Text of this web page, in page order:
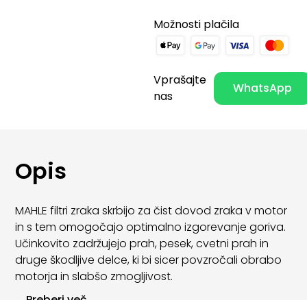
Možnosti plačila
Vprašajte
nas
WhatsApp
Opis
MAHLE filtri zraka skrbijo za čist dovod zraka v motor
in s tem omogočajo optimalno izgorevanje goriva.
Učinkovito zadržujejo prah, pesek, cvetni prah in
druge škodljive delce, ki bi sicer povzročali obrabo
motorja in slabšo zmogljivost.